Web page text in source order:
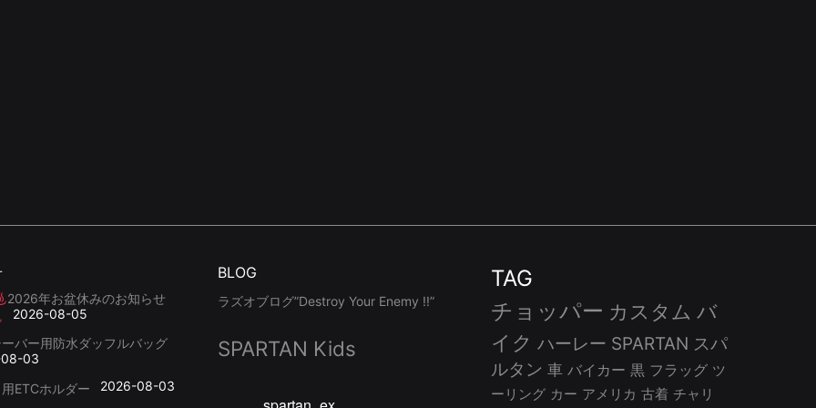
2026年お盆休みのお知らせ
2026-08-05
バー用防水ダッフルバッグ
03
ETCホルダー
2026-08-03
BLOG
ラズオブログ”Destroy Your Enemy !!”
SPARTAN Kids
TAG
チョッパー カスタム バ
イク ハーレー SPARTAN スパ
ルタン 車 バイカー 黒 フラッグ ツ
ーリング カー アメリカ 古着 チャリ